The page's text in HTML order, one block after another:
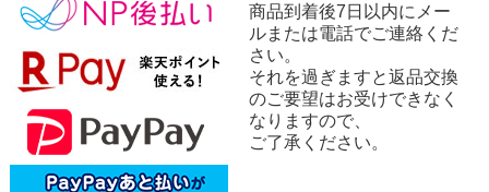
商品到着後7日以内にメー
ルまたは電話でご連絡くだ
さい。
それを過ぎますと返品交換
のご要望はお受けできなく
なりますので、
ご了承ください。